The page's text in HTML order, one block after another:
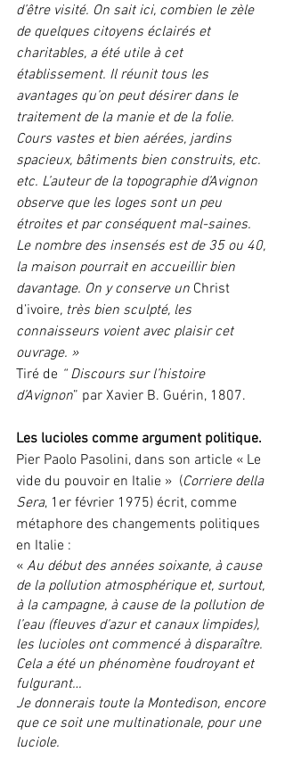
d’être visité. On sait ici, combien le zèle
de quelques citoyens éclairés et
charitables, a été utile à cet
établissement. Il réunit tous les
avantages qu’on peut désirer dans le
traitement de la manie et de la folie.
Cours vastes et bien aérées, jardins
spacieux, bâtiments bien construits, etc.
etc. L’auteur de la topographie d’Avignon
observe que les loges sont un peu
étroites et par conséquent mal-saines.
Le nombre des insensés est de 35 ou 40,
la maison pourrait en accueillir bien
davantage. On y conserve un Christ
d’ivoire, très bien sculpté, les
connaisseurs voient avec plaisir cet
ouvrage. »
Tiré de “ Discours sur l’histoire
d’Avignon” par Xavier B. Guérin, 1807.
Les lucioles comme argument politique.
Pier Paolo Pasolini, dans son article « Le
vide du pouvoir en Italie »  (Corriere della
Sera, 1er février 1975) écrit, comme
métaphore des changements politiques
en Italie :
« Au début des années soixante, à cause
de la pollution atmosphérique et, surtout,
à la campagne, à cause de la pollution de
l’eau (fleuves d’azur et canaux limpides),
les lucioles ont commencé à disparaître.
Cela a été un phénomène foudroyant et
fulgurant…
Je donnerais toute la Montedison, encore
que ce soit une multinationale, pour une
luciole.